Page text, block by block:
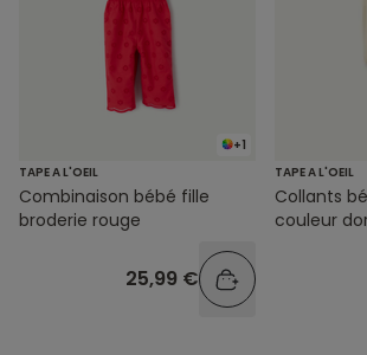
+1
TAPE A L'OEIL
Combinaison bébé fille
broderie rouge
25,99 €
TAPE A L'OEIL
Collants
couleur